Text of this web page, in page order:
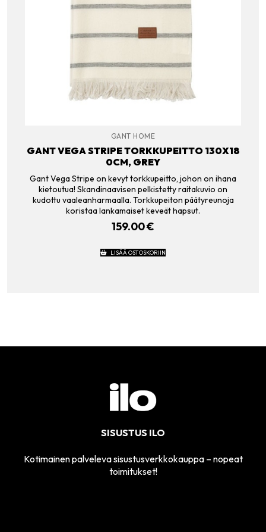
GANT HOME
GANT VEGA STRIPE TORKKUPEITTO 130X18
0CM, GREY
Gant Vega Stripe on kevyt torkkupeitto, johon on ihana
kietoutua! Skandinaavisen pelkistetty raitakuvio on
kudottu vaaleanharmaalla. Torkkupeiton päätyreunoja
koristaa lankamaiset keveät hapsut.
159.00€
LISÄÄ OSTOSKORIIN
SISUSTUS ILO
Kotimainen palveleva sisustusverkkokauppa – nopeat
toimitukset!